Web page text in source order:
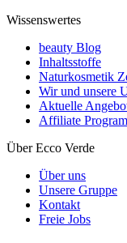
Wissenswertes
beauty Blog
Inhaltsstoffe
Naturkosmetik
Wir und unsere
Aktuelle
Affiliate
Über Ecco Verde
Über uns
Unsere Gruppe
Kontakt
Freie Jobs